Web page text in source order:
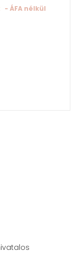
- ÁFA nélkül